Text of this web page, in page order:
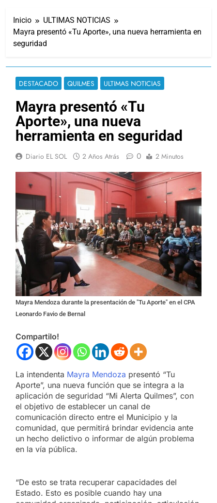
Inicio
ULTIMAS NOTICIAS
Mayra presentó «Tu Aporte», una nueva herramienta en
seguridad
DESTACADO QUILMES ULTIMAS NOTICIAS
Mayra presentó «Tu
Aporte», una nueva
herramienta en seguridad
Diario EL SOL 2 Años Atrás 0 2 Minutos
Mayra Mendoza durante la presentación de "Tu Aporte" en el CPA
Leonardo Favio de Bernal
Compartilo!
La intendenta Mayra Mendoza presentó “Tu
Aporte”, una nueva función que se integra a la
aplicación de seguridad “Mi Alerta Quilmes”, con
el objetivo de establecer un canal de
comunicación directo entre el Municipio y la
comunidad, que permitirá brindar evidencia ante
un hecho delictivo o informar de algún problema
en la vía pública.
“De esto se trata recuperar capacidades del
Estado. Esto es posible cuando hay una